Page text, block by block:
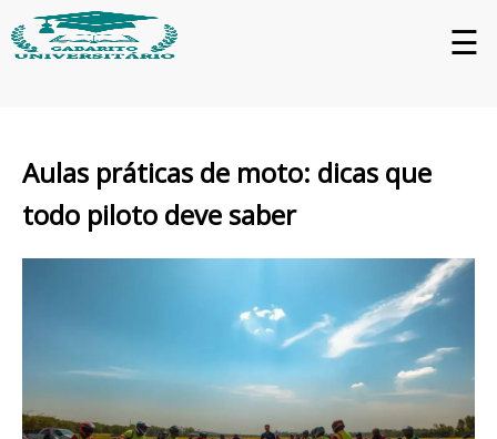
☰
Aulas práticas de moto: dicas que
todo piloto deve saber